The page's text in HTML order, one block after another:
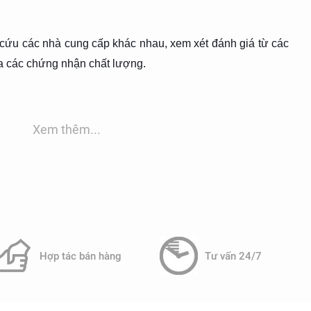
các nhà cung cấp khác nhau, xem xét đánh giá từ các
các chứng nhận chất lượng.
trì định kỳ cho hệ thống, bao gồm kiểm tra và vệ sinh
cung cấp có dịch vụ hỗ trợ kỹ thuật kịp thời khi xảy ra sự
và hiệu quả.
Xem thêm...
Hợp tác bán hàng Tư vấn 24/7